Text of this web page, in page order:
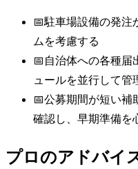
📅駐車場設備の発注
ムを考慮する
📅 自治体への各種届
ュールを並行して管
📅公募期間が短い補
確認し、早期準備を
プロのアドバイ